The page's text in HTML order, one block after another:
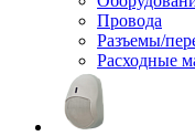
Провода
Разъемы/
Расходные